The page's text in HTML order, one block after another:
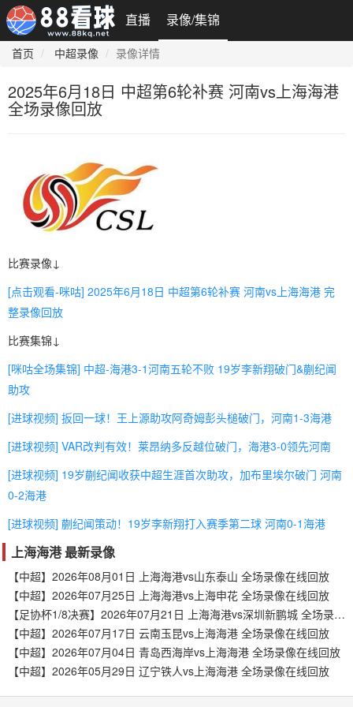
直播 录像/集锦
首页 中超录像 录像详情
2025年6月18日 中超第6轮补赛 河南vs上海海港
全场录像回放
比赛录像↓
[点击观看-咪咕] 2025年6月18日 中超第6轮补赛 河南vs上海海港 完
整录像回放
比赛集锦↓
[咪咕全场集锦] 中超-海港3-1河南五轮不败 19岁李新翔破门&蒯纪闻
助攻
[进球视频] 扳回一球！王上源助攻阿奇姆彭头槌破门，河南1-3海港
[进球视频] VAR改判有效！莱昂纳多反越位破门，海港3-0领先河南
[进球视频] 19岁蒯纪闻收获中超生涯首次助攻，加布里埃尔破门 河南
0-2海港
[进球视频] 蒯纪闻策动！19岁李新翔打入赛季第二球 河南0-1海港
上海海港 最新录像
【中超】2026年08月01日 上海海港vs山东泰山 全场录像在线回放
【中超】2026年07月25日 上海海港vs上海申花 全场录像在线回放
【足协杯1/8决赛】2026年07月21日 上海海港vs深圳新鹏城 全场录像在线回放
【中超】2026年07月17日 云南玉昆vs上海海港 全场录像在线回放
【中超】2026年07月04日 青岛西海岸vs上海海港 全场录像在线回放
【中超】2026年05月29日 辽宁铁人vs上海海港 全场录像在线回放